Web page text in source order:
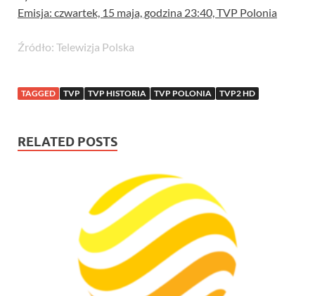
Emisja: czwartek, 15 maja, godzina 23:40, TVP Polonia
Źródło: Telewizja Polska
TAGGED TVP TVP HISTORIA TVP POLONIA TVP2 HD
RELATED POSTS